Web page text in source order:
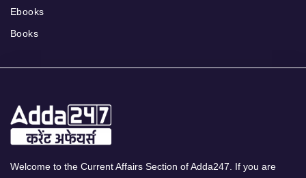
Ebooks
Books
Welcome to the Current Affairs Section of Adda247. If you are